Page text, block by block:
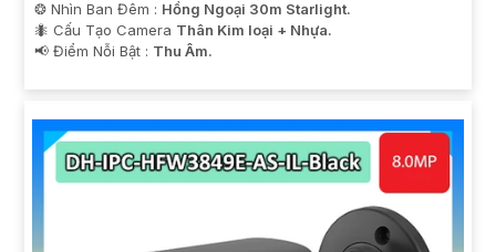
❂ Nhìn Ban Đêm : Hồng Ngoại 30m Starlight.
🐜 Cấu Tạo Camera Thân Kim loại + Nhựa.
️📢 Điểm Nỗi Bật : Thu Âm.